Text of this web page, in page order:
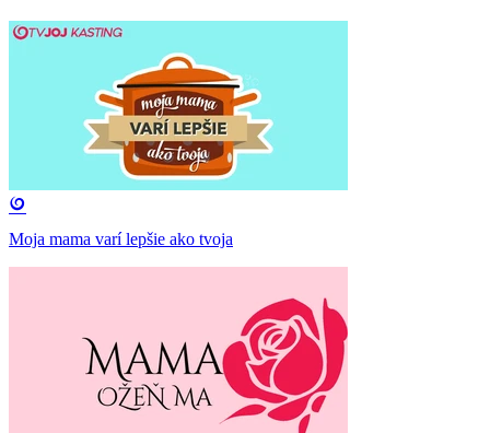
Moja mama varí lepšie ako tvoja